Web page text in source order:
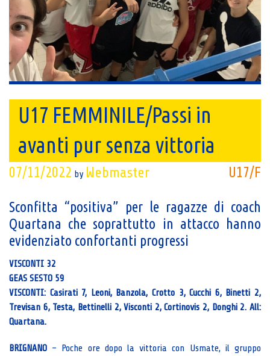
U17 FEMMINILE/Passi in
avanti pur senza vittoria
U17/F
07/11/2022 by Webmaster
Sconfitta “positiva” per le ragazze di coach
Quartana che soprattutto in attacco hanno
evidenziato confortanti progressi
VISCONTI 32
GEAS SESTO 59
VISCONTI: Casirati 7, Leoni, Banzola, Crotto 3, Cucchi 6, Binetti 2,
Trevisan 6, Testa, Bettinelli 2, Visconti 2, Cortinovis 2, Donghi 2. All:
Quartana.
BRIGNANO – Poche ore dopo la vittoria con Usmate, il gruppo